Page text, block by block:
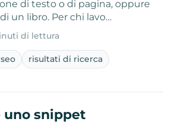
di testo o di pagina, oppure
un libro. Per chi lavo…
di lettura
seo
risultati di ricerca
uno snippet